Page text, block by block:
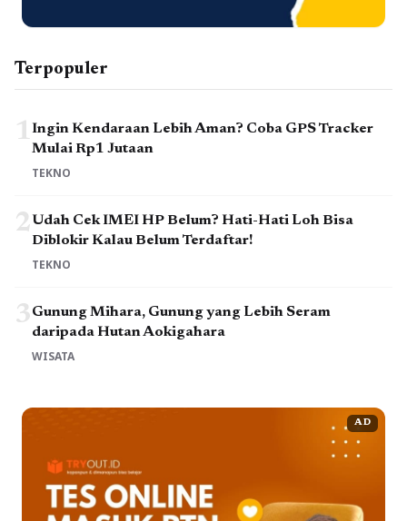
Terpopuler
1Ingin Kendaraan Lebih Aman? Coba GPS Tracker
Mulai Rp1 Jutaan
TEKNO
2Udah Cek IMEI HP Belum? Hati-Hati Loh Bisa
Diblokir Kalau Belum Terdaftar!
TEKNO
3Gunung Mihara, Gunung yang Lebih Seram
daripada Hutan Aokigahara
WISATA
AD